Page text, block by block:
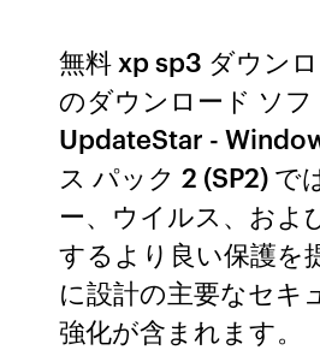
無料 xp sp3 ダウン
のダウンロード ソ
UpdateStar -
ス パック 2 (SP2) で
ー、ウイルス、およ
するより良い保護を
に設計の主要なセキ
強化が含まれます。